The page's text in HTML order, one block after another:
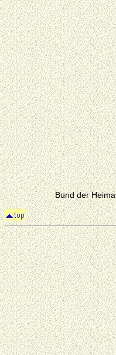
Bund der